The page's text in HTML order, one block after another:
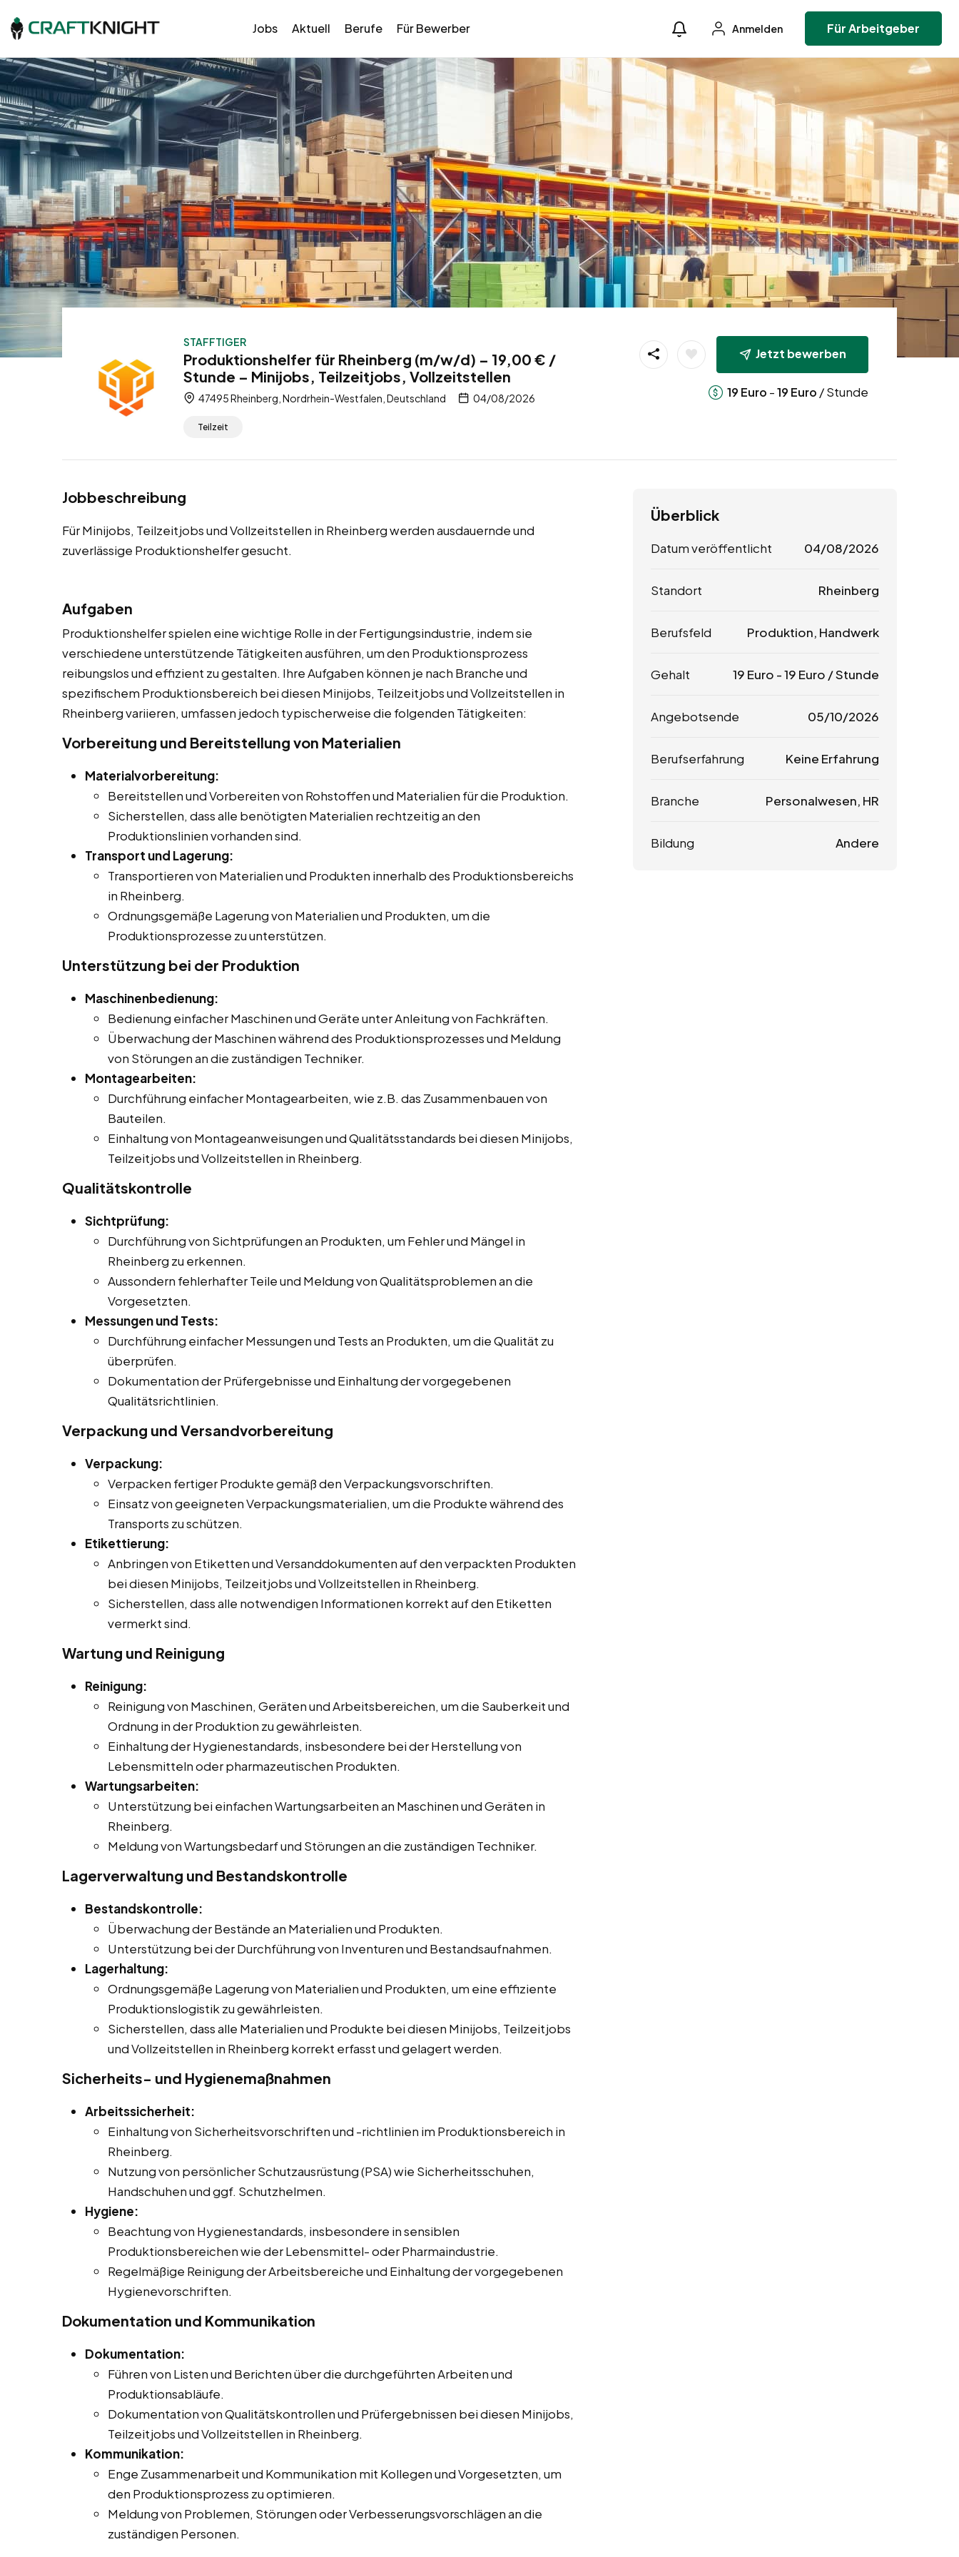
Jobs Aktuell Berufe Für Bewerber Anmelden Für Arbeitgeber
STAFFTIGER
Produktionshelfer für Rheinberg (m/w/d) – 19,00 € /
Stunde – Minijobs, Teilzeitjobs, Vollzeitstellen
47495 Rheinberg, Nordrhein-Westfalen, Deutschland 04/08/2026
Teilzeit
Jetzt bewerben
19 Euro -19 Euro / Stunde
Jobbeschreibung
Für Minijobs, Teilzeitjobs und Vollzeitstellen in Rheinberg werden ausdauernde und
zuverlässige Produktionshelfer gesucht.
Aufgaben
Produktionshelfer spielen eine wichtige Rolle in der Fertigungsindustrie, indem sie
verschiedene unterstützende Tätigkeiten ausführen, um den Produktionsprozess
reibungslos und effizient zu gestalten. Ihre Aufgaben können je nach Branche und
spezifischem Produktionsbereich bei diesen Minijobs, Teilzeitjobs und Vollzeitstellen in
Rheinberg variieren, umfassen jedoch typischerweise die folgenden Tätigkeiten:
Vorbereitung und Bereitstellung von Materialien
Materialvorbereitung:
Bereitstellen und Vorbereiten von Rohstoffen und Materialien für die Produktion.
Sicherstellen, dass alle benötigten Materialien rechtzeitig an den
Produktionslinien vorhanden sind.
Transport und Lagerung:
Transportieren von Materialien und Produkten innerhalb des Produktionsbereichs
in Rheinberg.
Ordnungsgemäße Lagerung von Materialien und Produkten, um die
Produktionsprozesse zu unterstützen.
Unterstützung bei der Produktion
Maschinenbedienung:
Bedienung einfacher Maschinen und Geräte unter Anleitung von Fachkräften.
Überwachung der Maschinen während des Produktionsprozesses und Meldung
von Störungen an die zuständigen Techniker.
Montagearbeiten:
Durchführung einfacher Montagearbeiten, wie z.B. das Zusammenbauen von
Bauteilen.
Einhaltung von Montageanweisungen und Qualitätsstandards bei diesen Minijobs,
Teilzeitjobs und Vollzeitstellen in Rheinberg.
Qualitätskontrolle
Sichtprüfung:
Durchführung von Sichtprüfungen an Produkten, um Fehler und Mängel in
Rheinberg zu erkennen.
Aussondern fehlerhafter Teile und Meldung von Qualitätsproblemen an die
Vorgesetzten.
Messungen und Tests:
Durchführung einfacher Messungen und Tests an Produkten, um die Qualität zu
überprüfen.
Dokumentation der Prüfergebnisse und Einhaltung der vorgegebenen
Qualitätsrichtlinien.
Verpackung und Versandvorbereitung
Verpackung:
Verpacken fertiger Produkte gemäß den Verpackungsvorschriften.
Einsatz von geeigneten Verpackungsmaterialien, um die Produkte während des
Transports zu schützen.
Etikettierung:
Anbringen von Etiketten und Versanddokumenten auf den verpackten Produkten
bei diesen Minijobs, Teilzeitjobs und Vollzeitstellen in Rheinberg.
Sicherstellen, dass alle notwendigen Informationen korrekt auf den Etiketten
vermerkt sind.
Wartung und Reinigung
Reinigung:
Reinigung von Maschinen, Geräten und Arbeitsbereichen, um die Sauberkeit und
Ordnung in der Produktion zu gewährleisten.
Einhaltung der Hygienestandards, insbesondere bei der Herstellung von
Lebensmitteln oder pharmazeutischen Produkten.
Wartungsarbeiten:
Unterstützung bei einfachen Wartungsarbeiten an Maschinen und Geräten in
Rheinberg.
Meldung von Wartungsbedarf und Störungen an die zuständigen Techniker.
Lagerverwaltung und Bestandskontrolle
Bestandskontrolle:
Überwachung der Bestände an Materialien und Produkten.
Unterstützung bei der Durchführung von Inventuren und Bestandsaufnahmen.
Lagerhaltung:
Ordnungsgemäße Lagerung von Materialien und Produkten, um eine effiziente
Produktionslogistik zu gewährleisten.
Sicherstellen, dass alle Materialien und Produkte bei diesen Minijobs, Teilzeitjobs
und Vollzeitstellen in Rheinberg korrekt erfasst und gelagert werden.
Sicherheits- und Hygienemaßnahmen
Arbeitssicherheit:
Einhaltung von Sicherheitsvorschriften und -richtlinien im Produktionsbereich in
Rheinberg.
Nutzung von persönlicher Schutzausrüstung (PSA) wie Sicherheitsschuhen,
Handschuhen und ggf. Schutzhelmen.
Hygiene:
Beachtung von Hygienestandards, insbesondere in sensiblen
Produktionsbereichen wie der Lebensmittel- oder Pharmaindustrie.
Regelmäßige Reinigung der Arbeitsbereiche und Einhaltung der vorgegebenen
Hygienevorschriften.
Dokumentation und Kommunikation
Dokumentation:
Führen von Listen und Berichten über die durchgeführten Arbeiten und
Produktionsabläufe.
Dokumentation von Qualitätskontrollen und Prüfergebnissen bei diesen Minijobs,
Teilzeitjobs und Vollzeitstellen in Rheinberg.
Kommunikation:
Enge Zusammenarbeit und Kommunikation mit Kollegen und Vorgesetzten, um
den Produktionsprozess zu optimieren.
Meldung von Problemen, Störungen oder Verbesserungsvorschlägen an die
zuständigen Personen.
Überblick
Datum veröffentlicht 04/08/2026
Standort Rheinberg
Berufsfeld Produktion, Handwerk
Gehalt 19 Euro -19 Euro / Stunde
Angebotsende 05/10/2026
Berufserfahrung Keine Erfahrung
Branche Personalwesen, HR
Bildung Andere